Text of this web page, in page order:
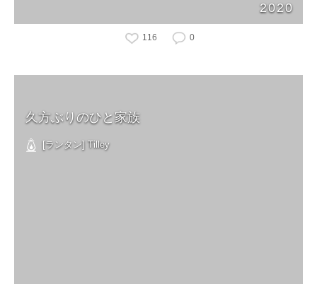
2020
116 0
久方ぶりのひと家族
[ランタン] Tilley